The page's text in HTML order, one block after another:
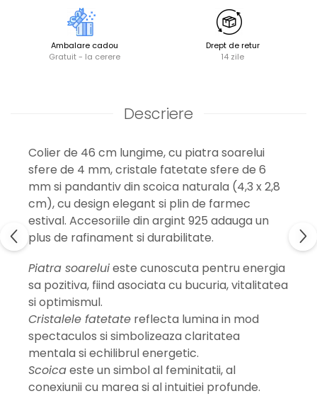
Ambalare cadou
Gratuit - la cerere
Drept de retur
14 zile
Descriere
Colier de 46 cm lungime, cu piatra soarelui
sfere de 4 mm, cristale fatetate sfere de 6
mm si pandantiv din scoica naturala (4,3 x 2,8
cm), cu design elegant si plin de farmec
estival. Accesoriile din argint 925 adauga un
plus de rafinament si durabilitate.
Piatra soareluieste cunoscuta pentru energia
sa pozitiva, fiind asociata cu bucuria, vitalitatea
si optimismul.
Cristalele fatetate reflecta lumina in mod
spectaculos si simbolizeaza claritatea
mentala si echilibrul energetic.
Scoicaeste un simbol al feminitatii, al
conexiunii cu marea si al intuitiei profunde.